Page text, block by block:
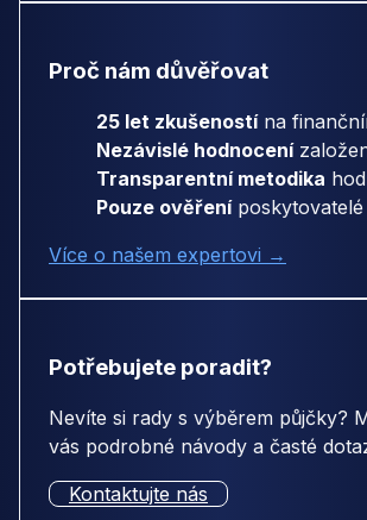
Proč nám důvěřovat
25 let zkušenostína
Nezávislé hodnocení
Transparentní metodika
Pouze ověřeníposkytovatelé
Více o našem expertovi →
Potřebujete poradit?
Nevíte si rady s výběrem půjčky?
vás podrobné návody a časté
Kontaktujte nás